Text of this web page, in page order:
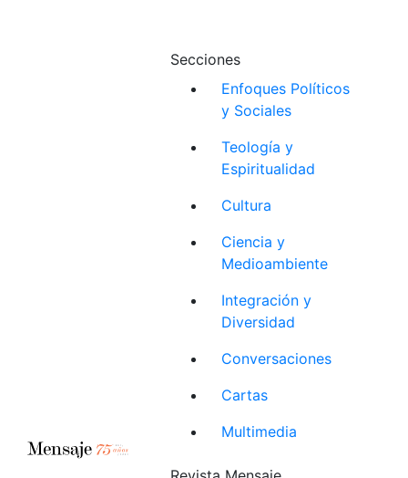
Secciones
Enfoques Políticos
y Sociales
Teología y
Espiritualidad
Cultura
Ciencia y
Medioambiente
Integración y
Diversidad
Conversaciones
Cartas
Multimedia